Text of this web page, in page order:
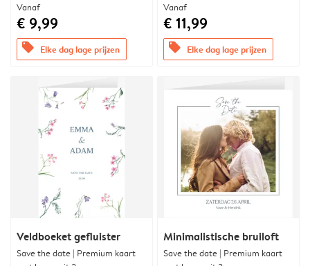
Vanaf
€ 9,99
offers Elke dag lage prijzen
Vanaf
€ 11,99
offers Elke dag lage prijzen
Veldboeket gefluister
Save the date | Premium kaart
Minimalistische bruiloft
Save the date | Premium kaart